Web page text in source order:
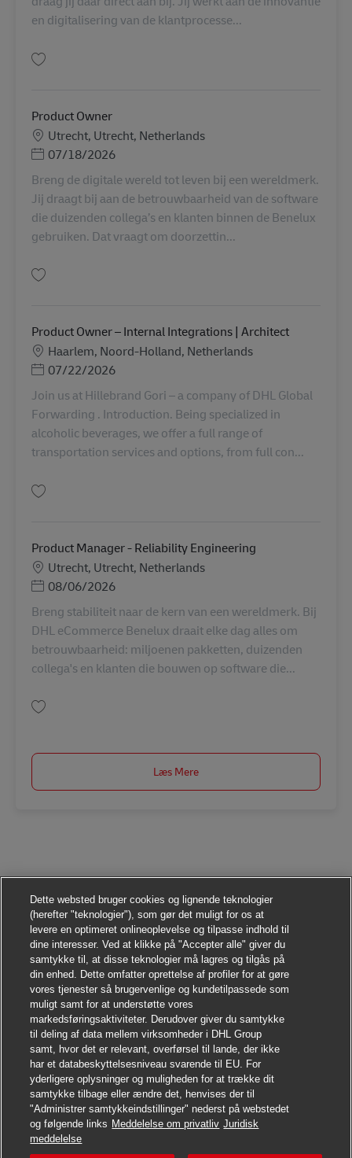
Søg jobbet
en digitalisering van de klantprocesse...
Product Owner
Lokation
Utrecht, Utrecht, Netherlands
Posted Date
07/18/2026
Breng de digitale wereld tot leven bij een wereldmerk.
Jij draagt bij aan de betrouwbaarheid van de software
die duizenden collega’s en klanten binnen de Benelux
gebruiken. Dat vraagt om doorzettin...
Product Owner – Internal Integrations | Architect
Lokation
Haarlem, Noord-Holland, Netherlands
Posted Date
07/22/2026
Join us at Hillebrand Gori – a company of DHL Global
Forwarding . Introduction. Being specialized in
alcoholic beverages, we offer a full range of
transportation services and options, from full con...
Product Manager - Reliability Engineering
Lokation
Utrecht, Utrecht, Netherlands
Posted Date
08/06/2026
Breng stabiliteit naar de kern van een wereldmerk. Bij
DHL eCommerce Benelux draait elke dag alles om
betrouwbaarheid: miljoenen pakketten, duizenden
collega's en klanten die bouwen op software die...
Læs Mere
Dette websted bruger cookies og lignende teknologier
(herefter "teknologier"), som gør det muligt for os at
levere en optimeret onlineoplevelse og tilpasse indhold til
dine interesser. Ved at klikke på "Accepter alle" giver du
samtykke til, at disse teknologier må lagres og tilgås på
din enhed. Dette omfatter oprettelse af profiler for at gøre
vores tjenester så brugervenlige og kundetilpassede som
muligt samt for at understøtte vores
markedsføringsaktiviteter. Derudover giver du samtykke
til deling af data mellem virksomheder i DHL Group
samt, hvor det er relevant, overførsel til lande, der ikke
har et databeskyttelsesniveau svarende til EU. For
yderligere oplysninger og muligheden for at trække dit
samtykke tilbage eller ændre det, henvises der til
"Administrer samtykkeindstillinger" nederst på webstedet
og følgende links Meddelelse om privatliv Juridisk
meddelelse